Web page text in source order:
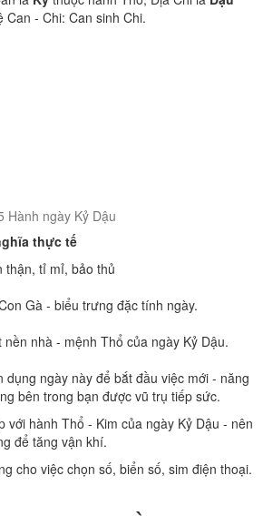
Can - Chi: Can sinh Chi.
Hành ngày Kỷ Dậu
thực tế
thận, tỉ mỉ, bảo thủ
Gà - biểu trưng đặc tính ngày.
nền nhà - mệnh Thổ của ngày Kỷ Dậu.
dụng ngày này để bắt đầu việc mới - năng
bên trong bạn được vũ trụ tiếp sức.
với hành Thổ - Kim của ngày Kỷ Dậu - nên
để tăng vận khí.
cho việc chọn số, biển số, sim điện thoại.